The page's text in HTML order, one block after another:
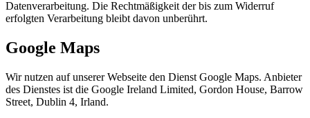
Datenverarbeitung. Die Rechtmäßigkeit der bis zum Widerruf
erfolgten Verarbeitung bleibt davon unberührt.
Google Maps
Wir nutzen auf unserer Webseite den Dienst Google Maps. Anbieter
des Dienstes ist die Google Ireland Limited, Gordon House, Barrow
Street, Dublin 4, Irland.